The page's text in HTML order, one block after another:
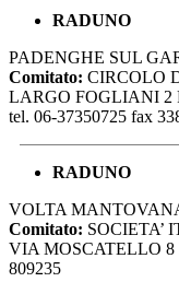
RADUNO
PADENGHE SUL
Comitato: CIRCOLO
LARGO FOGLIANI 2
tel. 06-37350725 fax
RADUNO
VOLTA
Comitato: SOCIETA’
VIA MOSCATELLO 8
809235